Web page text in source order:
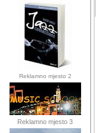
Reklamno mjesto 2
Reklamno mjesto 3